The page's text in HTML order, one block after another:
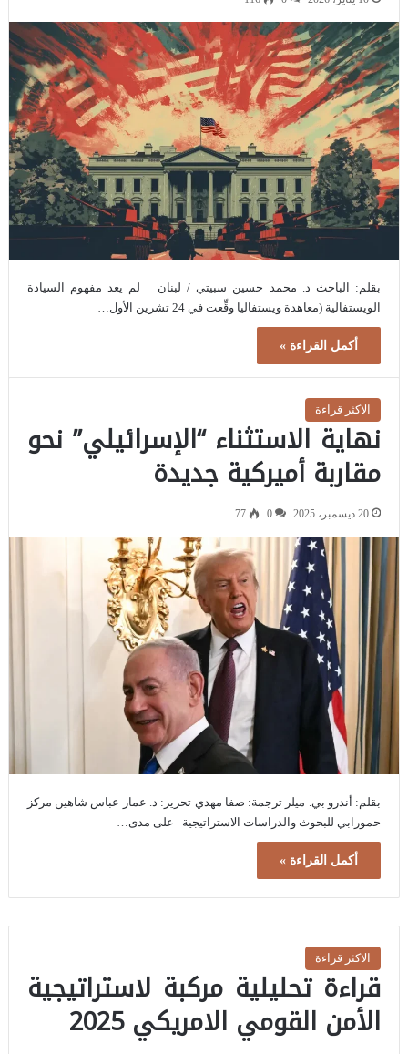
بقلم: الباحث د. محمد حسين سبيتي / لبنان لم يعد مفهوم السيادة
الويستفالية (معاهدة ويستفاليا وقِّعت في 24 تشرين الأول…
أكمل القراءة »
الاكثر قراءة
نهاية الاستثناء “الإسرائيلي” نحو
مقاربة أميركية جديدة
20 ديسمبر، 2025 0
77
بقلم: أندرو بي. ميلر ترجمة: صفا مهدي تحرير: د. عمار عباس شاهين مركز
حمورابي للبحوث والدراسات الاستراتيجية على مدى…
أكمل القراءة »
الاكثر قراءة
قراءة تحليلية مركبة لاستراتيجية
الأمن القومي الامريكي 2025